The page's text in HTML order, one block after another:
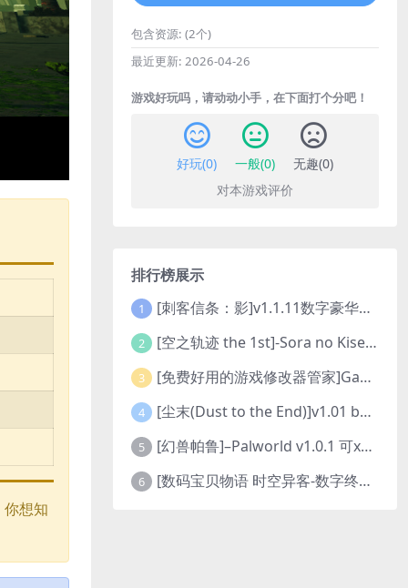
想知
包含资源: (2个)
最近更新: 2026-04-26
游戏好玩吗，请动动小手，在下面打个分吧！
好玩(0) 一般(0) 无趣(0)
对本游戏评价
排行榜展示
1 [刺客信条：影]v1.1.11数字豪华版全DLC
2 [空之轨迹 the 1st]-Sora no Kiseki the 1st-更新至v1.06.4-全DLC
3 [免费好用的游戏修改器管家]Game Cheats Manager
4 [尘末(Dust to the End)]v1.01 build9321107
5 [幻兽帕鲁]–Palworld v1.0.1 可xbox联机
6 [数码宝贝物语 时空异客-数字终极版]- Digimon Story Time Stranger-Build.23514637